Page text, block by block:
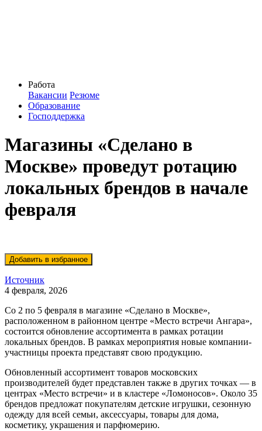
Работа
Вакансии Резюме
Образование
Господдержка
Магазины «Сделано в
Москве» проведут ротацию
локальных брендов в начале
февраля
Источник
4 февраля, 2026
Со 2 по 5 февраля в магазине «Сделано в Москве»,
расположенном в районном центре «Место встречи Ангара»,
состоится обновление ассортимента в рамках ротации
локальных брендов. В рамках мероприятия новые компании-
участницы проекта представят свою продукцию.
Обновленный ассортимент товаров московских
производителей будет представлен также в других точках — в
центрах «Место встречи» и в кластере «Ломоносов». Около 35
брендов предложат покупателям детские игрушки, сезонную
одежду для всей семьи, аксессуары, товары для дома,
косметику, украшения и парфюмерию.